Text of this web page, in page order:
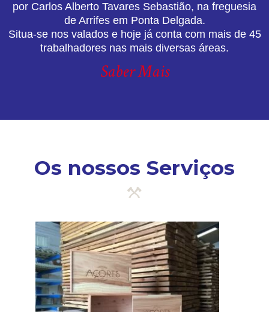
por Carlos Alberto Tavares Sebastião, na freguesia
de Arrifes em Ponta Delgada.
Situa-se nos valados e hoje já conta com mais de 45
trabalhadores nas mais diversas áreas.
Saber Mais
Os nossos Serviços